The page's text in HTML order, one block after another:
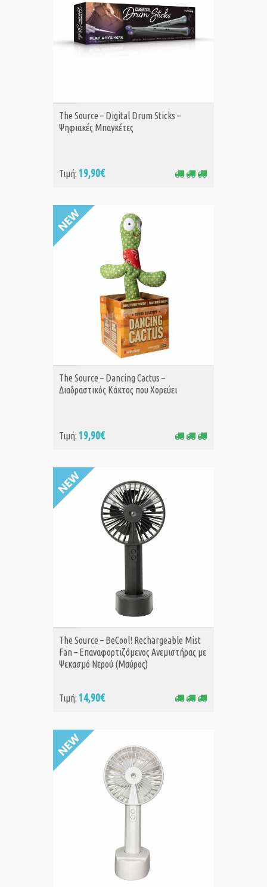
ΑΓΟΡΑ
The Source – Digital Drum Sticks –
Ψηφιακές Μπαγκέτες
Τιμή: 19,90€
ΑΓΟΡΑ
The Source – Dancing Cactus –
Διαδραστικός Κάκτος που Χορεύει
Τιμή: 19,90€
ΑΓΟΡΑ
The Source – BeCool! Rechargeable Mist
Fan – Επαναφορτιζόμενος Ανεμιστήρας με
Ψεκασμό Νερού (Μαύρος)
Τιμή: 14,90€